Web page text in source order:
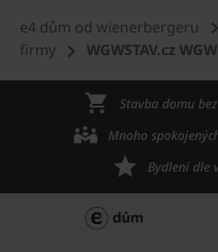
e4 dům od wienerbergeru
firmy
WGWSTAV.cz
Stavba domu
Mnoho
Bydlení dle